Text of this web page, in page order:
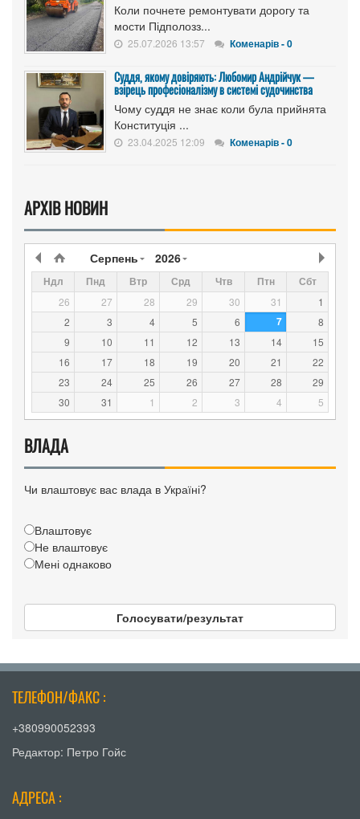
Коли почнете ремонтувати дорогу та
мости Підполозз...
25.07.2026 13:57 Коменарів - 0
Суддя, якому довіряють: Любомир Андрійчук —
взірець професіоналізму в системі судочинства
Чому суддя не знає коли була прийнята
Конституція ...
23.04.2025 12:09 Коменарів - 0
АРХІВ НОВИН
Серпень 2026
Ндл Пнд Втр Срд Чтв Птн Сбт
26 27 28 29 30 31
1
2
3 4 5 6 7
8
9
10 11 12 13 14
15
16
17 18 19 20 21
22
23
24 25 26 27 28
29
30
31 1 2 3 4 5
ВЛАДА
Чи влаштовує вас влада в Україні?
Влаштовує
Не влаштовує
Мені однаково
Голосувати/результат
ТЕЛЕФОН/ФАКС :
+380990052393
Редактор: Петро Гойс
АДРЕСА :